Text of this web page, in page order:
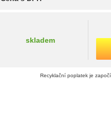
skladem
Recyklační poplatek je